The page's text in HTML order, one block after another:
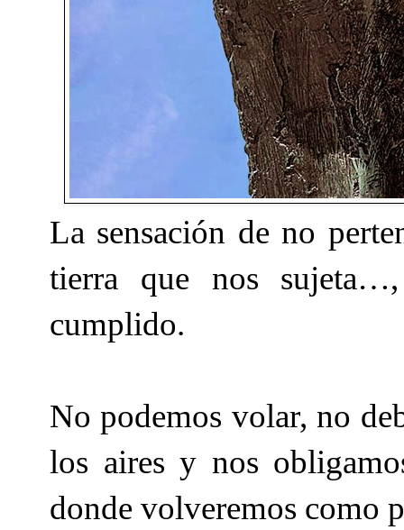
La sensación de no
tierra que nos
cumplido.
No podemos volar, no
los aires y nos
donde volveremos como